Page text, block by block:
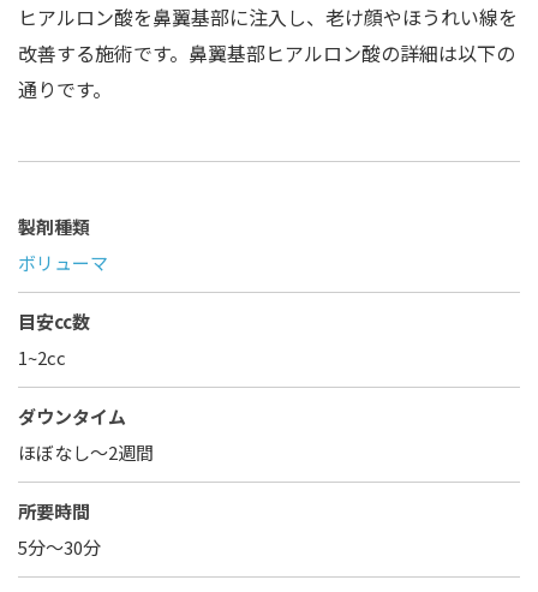
ヒアルロン酸を鼻翼基部に注入し、老け顔やほうれい線を
改善する施術です。鼻翼基部ヒアルロン酸の詳細は以下の
通りです。
製剤種類
ボリューマ
目安cc数
1~2cc
ダウンタイム
ほぼなし〜2週間
所要時間
5分～30分